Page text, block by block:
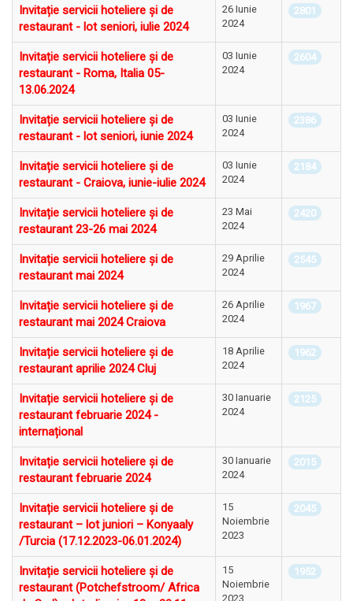
Invitație servicii hoteliere și de
restaurant - lot seniori, iulie 2024
26 Iunie
2024
2801
Invitație servicii hoteliere și de
restaurant - Roma, Italia 05-
13.06.2024
03 Iunie
2024
2604
Invitație servicii hoteliere și de
restaurant - lot seniori, iunie 2024
03 Iunie
2024
2386
Invitație servicii hoteliere și de
restaurant - Craiova, iunie-iulie 2024
03 Iunie
2024
2184
Invitație servicii hoteliere și de
restaurant 23-26 mai 2024
23 Mai
2024
2420
Invitație servicii hoteliere și de
restaurant mai 2024
29 Aprilie
2024
2545
Invitație servicii hoteliere și de
restaurant mai 2024 Craiova
26 Aprilie
2024
1967
Invitație servicii hoteliere și de
restaurant aprilie 2024 Cluj
18 Aprilie
2024
1962
Invitație servicii hoteliere și de
restaurant februarie 2024 -
internațional
30 Ianuarie
2024
2125
Invitație servicii hoteliere și de
restaurant februarie 2024
30 Ianuarie
2024
2015
Invitație servicii hoteliere și de
restaurant – lot juniori – Konyaaly
/Turcia (17.12.2023-06.01.2024)
15
Noiembrie
2023
2045
Invitație servicii hoteliere și de
restaurant (Potchefstroom/ Africa
15
Noiembrie
2023
1952